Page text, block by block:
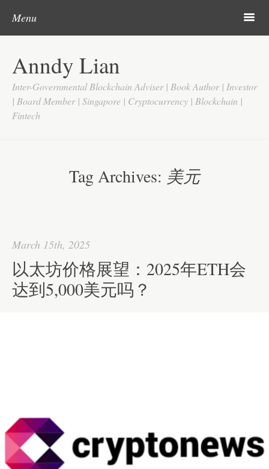
Anndy Lian
Inter-Governmental Blockchain Adviser | Book Author | Investor
| Board Member | Singapore | Cryptocurrency | Blockchain |
Fintech
Menu m
About
Updates
Videos
Tag Archives: 美元
March 15th, 2025
以太坊价格展望：2025年ETH会
达到5,000美元吗？